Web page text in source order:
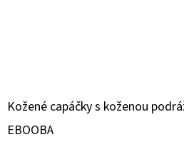
Kožené capáčky s koženou
EBOOBA